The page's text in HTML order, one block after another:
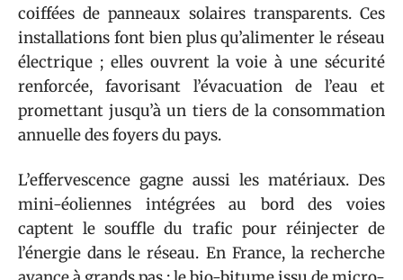
coiffées de panneaux solaires transparents. Ces
installations font bien plus qu’alimenter le réseau
électrique ; elles ouvrent la voie à une sécurité
renforcée, favorisant l’évacuation de l’eau et
promettant jusqu’à un tiers de la consommation
annuelle des foyers du pays.
L’effervescence gagne aussi les matériaux. Des
mini-éoliennes intégrées au bord des voies
captent le souffle du trafic pour réinjecter de
l’énergie dans le réseau. En France, la recherche